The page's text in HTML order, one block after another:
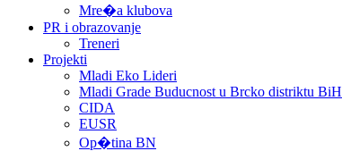
Mre�a klubova
PR i obrazovanje
Treneri
Projekti
Mladi Eko Lideri
Mladi Grade Buducnost u Brcko distriktu BiH
CIDA
EUSR
Op�tina BN